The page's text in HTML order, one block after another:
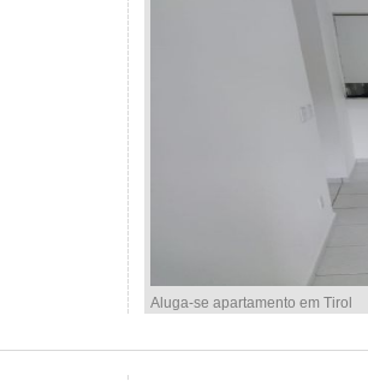
Aluga-se apartamento em Tirol